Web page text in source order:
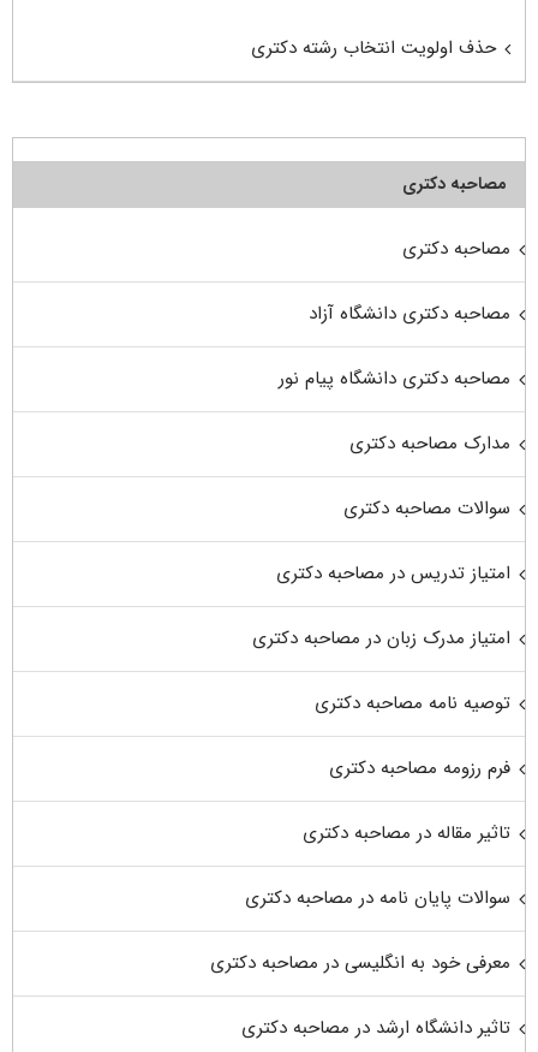
حذف اولویت انتخاب رشته دکتری
مصاحبه دکتری
مصاحبه دکتری
مصاحبه دکتری دانشگاه آزاد
مصاحبه دکتری دانشگاه پیام نور
مدارک مصاحبه دکتری
سوالات مصاحبه دکتری
امتیاز تدریس در مصاحبه دکتری
امتیاز مدرک زبان در مصاحبه دکتری
توصیه نامه مصاحبه دکتری
فرم رزومه مصاحبه دکتری
تاثیر مقاله در مصاحبه دکتری
سوالات پایان نامه در مصاحبه دکتری
معرفی خود به انگلیسی در مصاحبه دکتری
تاثیر دانشگاه ارشد در مصاحبه دکتری